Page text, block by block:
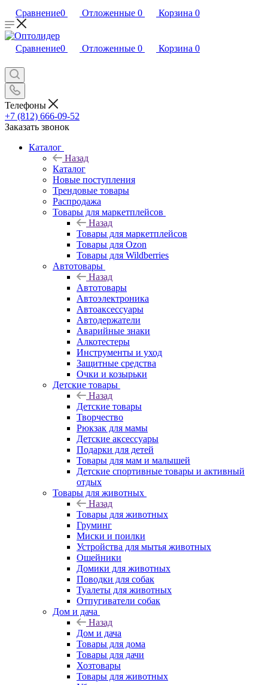
Сравнение0 Отложенные 0 Корзина 0
Сравнение0 Отложенные 0 Корзина 0
Телефоны
+7 (812) 666-09-52
Заказать звонок
Каталог
Назад
Каталог
Новые поступления
Трендовые товары
Распродажа
Товары для маркетплейсов
Назад
Товары для маркетплейсов
Товары для Ozon
Товары для Wildberries
Автотовары
Назад
Автотовары
Автоэлектроника
Автоаксессуары
Автодержатели
Аварийные знаки
Алкотестеры
Инструменты и уход
Защитные средства
Очки и козырьки
Детские товары
Назад
Детские товары
Творчество
Рюкзак для мамы
Детские аксессуары
Подарки для детей
Товары для мам и малышей
Детские спортивные товары и активный
отдых
Товары для животных
Назад
Товары для животных
Груминг
Миски и поилки
Устройства для мытья животных
Ошейники
Домики для животных
Поводки для собак
Туалеты для животных
Отпугиватели собак
Дом и дача
Назад
Дом и дача
Товары для дома
Товары для дачи
Хозтовары
Товары для животных